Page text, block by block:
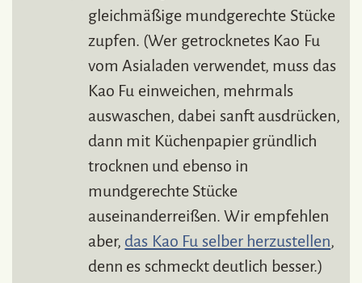
gleichmäßige mundgerechte Stücke
zupfen. (Wer getrocknetes Kao Fu
vom Asialaden verwendet, muss das
Kao Fu einweichen, mehrmals
auswaschen, dabei sanft ausdrücken,
dann mit Küchenpapier gründlich
trocknen und ebenso in
mundgerechte Stücke
auseinanderreißen. Wir empfehlen
aber, das Kao Fu selber herzustellen,
denn es schmeckt deutlich besser.)